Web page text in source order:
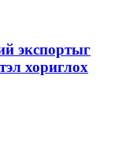
экспортыг
хориглох